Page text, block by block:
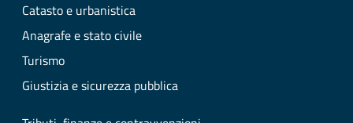
Catasto e urbanistica
Anagrafe e stato civile
Turismo
Giustizia e sicurezza pubblica